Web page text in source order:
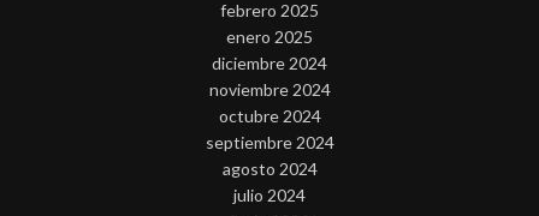
febrero 2025
enero 2025
diciembre 2024
noviembre 2024
octubre 2024
septiembre 2024
agosto 2024
julio 2024